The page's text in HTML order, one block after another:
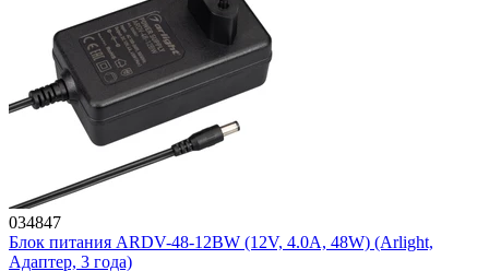
034847
Блок питания ARDV-48-12BW (12V, 4.0A, 48W) (Arlight,
Адаптер, 3 года)